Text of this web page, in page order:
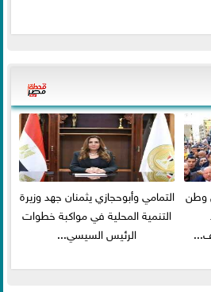
وطن التمامي وأبوحجازي يثمنان جهد وزيرة
التنمية المحلية في مواكبة خطوات
الرئيس السيسي...